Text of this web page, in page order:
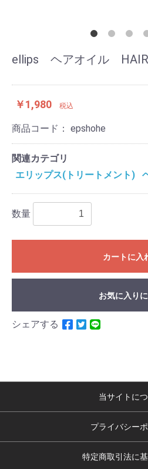
ellips ヘアオイル HAIR
￥1,980 税込
商品コード： epshohe
関連カテゴリ
エリップス(トリートメント)
数量
カートに入
お気に入り
シェアする
当サイトに
プライバシー
特定商取引法に